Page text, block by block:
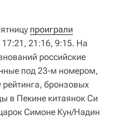
проиграли
21:16, 9:15. На
российские
под 23-м номером,
бронзовых
в Пекине китаянок Си
Симоне Кун/Надин